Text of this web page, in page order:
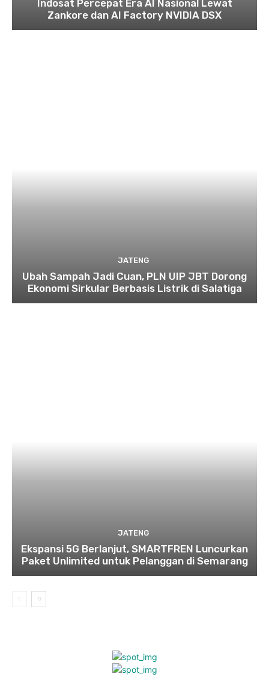
Indosat Percepat Era AI Nasional Lewat
Zankore dan AI Factory NVIDIA DSX
JATENG
Ubah Sampah Jadi Cuan, PLN UIP JBT Dorong
Ekonomi Sirkular Berbasis Listrik di Salatiga
JATENG
Ekspansi 5G Berlanjut, SMARTFREN Luncurkan
Paket Unlimited untuk Pelanggan di Semarang